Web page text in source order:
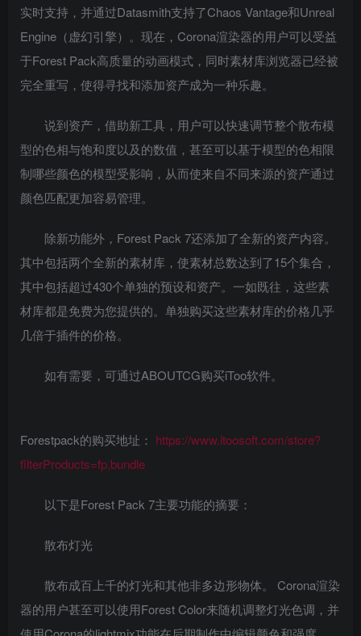
实时支持，并通过Datasmith支持了Chaos Vantage和Unreal
Engine（虚幻引擎）。现在，Corona渲染器的用户可以受益
于Forest Pack高质量的动画模式，同时素材库浏览器已经被
完全重写，使得寻找和添加资产成为一种乐趣。
说到资产，借助新工具，用户可以快速调节整个散布模
型的色相与饱和度以及的数值，甚至可以基于模型的色相限
制哪些颜色的模型受影响，从而使来自不同来源的资产通过
颜色匹配更加容易管理。
除新功能外，Forest Pack 7还添加了全新的资产内容。
其中包括两个全新的素材库，使素材总数达到了15个集合，
其中包括超过430个单独的预设和资产。一如既往，这些素
材库都是免费为您提供的。单独购买这些素材库的价格几乎
几倍于插件的价格。
如有需要，可通过ABOUTCG购买iToo软件。
Forestpack的购买地址： https://www.itoosoft.com/store?
filterProducts=fp,bundle
以下是Forest Pack 7主要功能的摘要：
散布灯光
散布成百上千的灯光和其他非多边形物体。 Corona渲染
器的用户甚至可以使用Forest Color来随机调整灯光色调，并